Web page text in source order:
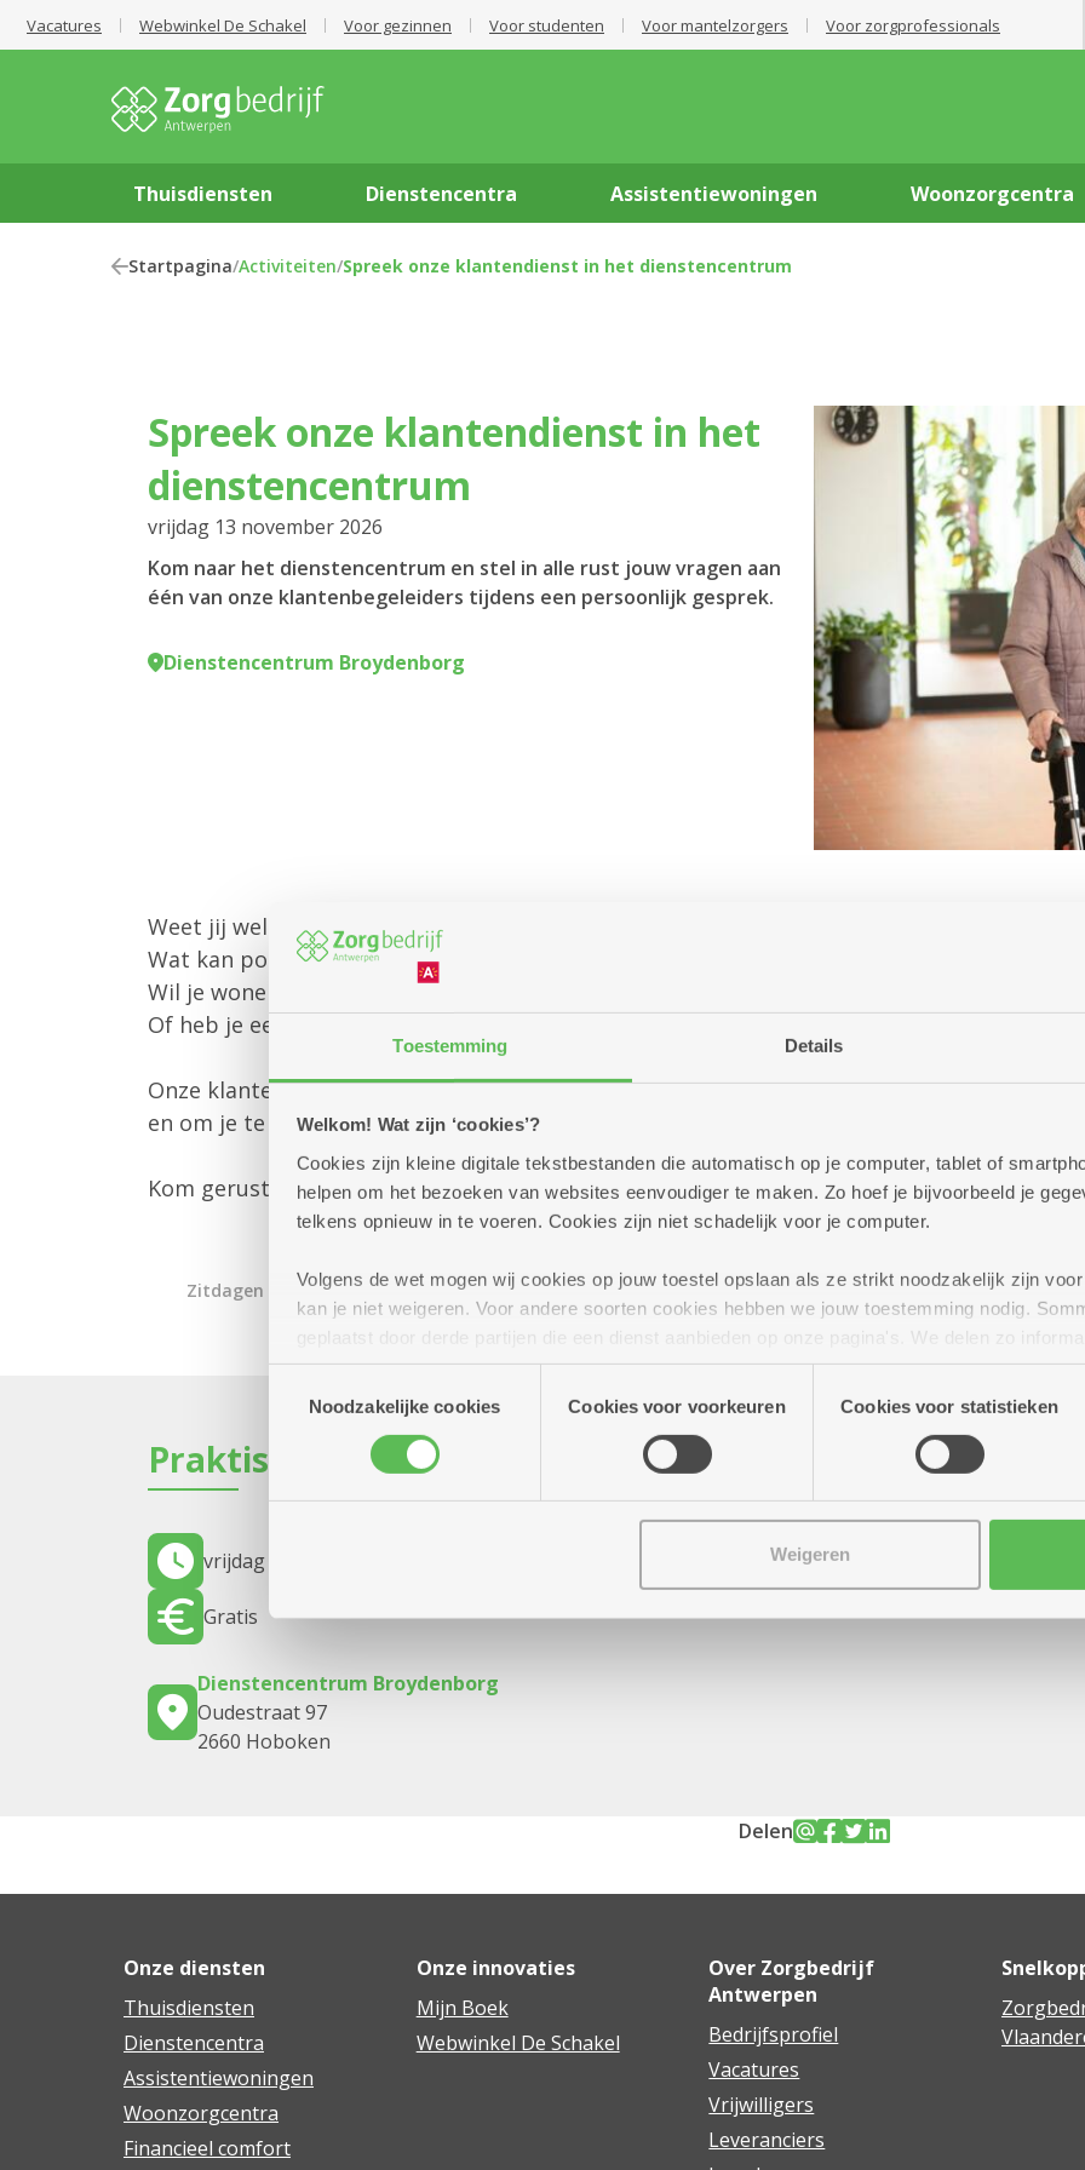
Toestemming Details
Welkom! Wat zijn ‘cookies’?
Cookies zijn kleine digitale tekstbestanden die automatisch op je computer, tablet of
helpen om het bezoeken van websites eenvoudiger te maken. Zo hoef je bijvoorbeeld je
telkens opnieuw in te voeren. Cookies zijn niet schadelijk voor je computer.
Volgens de wet mogen wij cookies op jouw toestel opslaan als ze strikt noodzakelijk zijn
kan je niet weigeren. Voor andere soorten cookies hebben we jouw toestemming nodig.
geplaatst door derde partijen die een dienst aanbieden op onze pagina's. We delen zo
(geanonimiseerd) gebruik van onze site voor social media, advertenties en analyse. Deze
Noodzakelijke cookies
Cookies voor voorkeuren Cookies voor statistieken
Weigeren
Vacatures Webwinkel De Schakel Voor gezinnen Voor studenten Voor mantelzorgers Voor zorgprofessionals
Thuisdiensten Dienstencentra Assistentiewoningen Woonzorgcentra
Startpagina/Activiteiten/Spreek onze klantendienst in het dienstencentrum
Spreek onze klantendienst in het
dienstencentrum
vrijdag 13 november 2026
Kom naar het dienstencentrum en stel in alle rust jouw vragen aan
één van onze klantenbegeleiders tijdens een persoonlijk gesprek.
Dienstencentrum Broydenborg
Weet jij welke diensten Zorgbedrijf Antwerpen aanbiedt?
Wat kan poetshulp of gezinszorg voor jou betekenen?
Wil je wonen in een assistentiewoning of woonzorgcentrum?
Of heb je een andere vraag?
Onze klantenbegeleider is er om jou persoonlijk te helpen met al jouw vragen rond
en om je te informeren over alle mogelijkheden die we aanbieden.
Kom gerust langs – we helpen je graag verder!
Zitdagen klantendienst
Praktisch
vrijdag 13 november 2026
Gratis
Dienstencentrum Broydenborg
Oudestraat 97
2660 Hoboken
Delen
Onze diensten
Thuisdiensten
Dienstencentra
Assistentiewoningen
Woonzorgcentra
Financieel comfort
Onze innovaties
Mijn Boek
Webwinkel De Schakel
Over Zorgbedrijf
Antwerpen
Bedrijfsprofiel
Vacatures
Vrijwilligers
Leveranciers